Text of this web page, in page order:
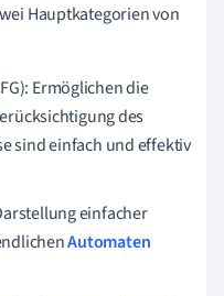
Hauptkategorien von
Ermöglichen die
des
sind einfach und effektiv
einfacher
Automaten